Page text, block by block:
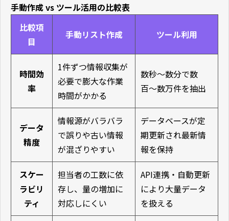
手動作成 vs ツール活用の比較表
比較項
目
手動リスト作成 ツール利用
時間効
率
1件ずつ情報収集が
必要で膨大な作業
時間がかかる
数秒〜数分で数
百〜数万件を抽出
データ
精度
情報源がバラバラ
で誤りや古い情報
が混ざりやすい
データベースが定
期更新され最新情
報を保持
スケー
ラビリ
ティ
担当者の工数に依
存し、量の増加に
対応しにくい
API連携・自動更新
により大量データ
を扱える